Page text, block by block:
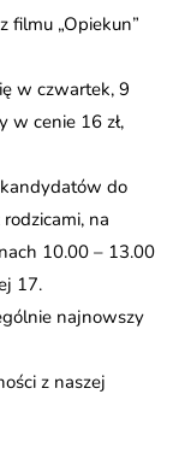
filmu „Opiekun”
w czwartek, 9
w cenie 16 zł,
do
na
10.00 – 13.00
17.
najnowszy
z naszej